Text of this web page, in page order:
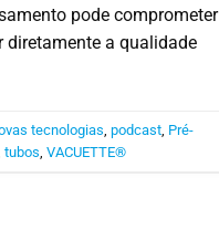
pode comprometer
diretamente a qualidade
tecnologias ,podcast Pré-
,tubos ,VACUETTE®